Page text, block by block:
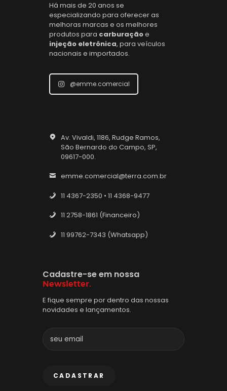
Há mais de 20 anos se
especializando para oferecer as
melhoras marcas e os melhores
produtos para carburaçãoe
injeção eletrônica, para veículos
nacionais e importados.
@emme.comercial
Av. Vivaldi, 1186, Rudge Ramos,
São Bernardo do Campo, SP,
09617-000.
emme.comercial@terra.com.br
11 4367-2350 • 11 4368-9477
11 2758-1861 (Financeiro)
11 99762-7343 (Whatsapp)
Cadastre-se em nossa
Newsletter.
E fique sempre por dentro das nossas
novidades e lançamentos.